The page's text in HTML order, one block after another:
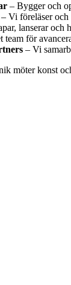
– Bygger och
– Vi föreläser
lanserar och
team för
– Vi
möter konst